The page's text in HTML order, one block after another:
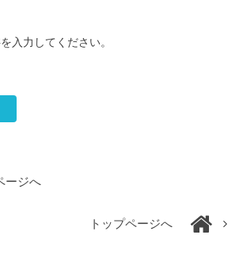
入力してください。
ージへ
トップページへ